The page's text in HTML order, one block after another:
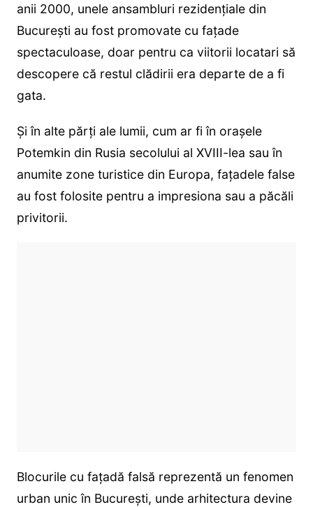
anii 2000, unele ansambluri rezidențiale din
București au fost promovate cu fațade
spectaculoase, doar pentru ca viitorii locatari să
descopere că restul clădirii era departe de a fi
gata.
Și în alte părți ale lumii, cum ar fi în orașele
Potemkin din Rusia secolului al XVIII-lea sau în
anumite zone turistice din Europa, fațadele false
au fost folosite pentru a impresiona sau a păcăli
privitorii.
Blocurile cu fațadă falsă reprezentă un fenomen
urban unic în București, unde arhitectura devine